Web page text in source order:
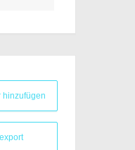
hinzufügen